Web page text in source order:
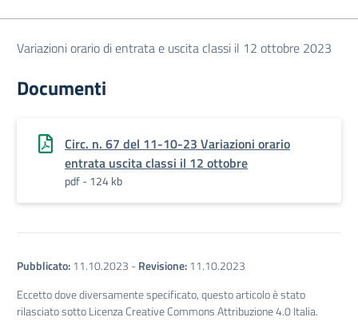
Variazioni orario di entrata e uscita classi il 12 ottobre 2023
Documenti
Circ. n. 67 del 11-10-23 Variazioni orario
entrata uscita classi il 12 ottobre
pdf - 124 kb
Pubblicato:11.10.2023 -Revisione:11.10.2023
Eccetto dove diversamente specificato, questo articolo è stato
rilasciato sotto Licenza Creative Commons Attribuzione 4.0 Italia.